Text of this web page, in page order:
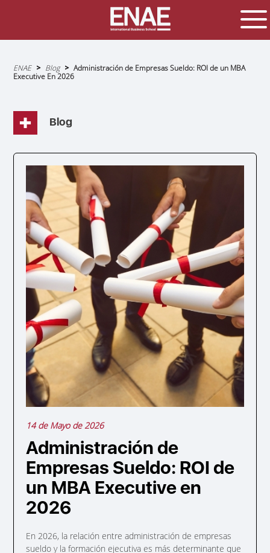
Sobrescribir
enlaces
de
navegación
ENAE Blog
Administración de Empresas Sueldo: ROI de un MBA
Executive En 2026
Blog
14 de Mayo de 2026
Administración de
Empresas Sueldo: ROI de
un MBA Executive en
2026
En 2026, la relación entre administración de empresas
sueldo y la formación ejecutiva es más determinante que